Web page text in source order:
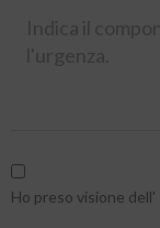
Ho preso visione dell'